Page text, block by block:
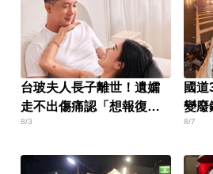
台玻夫人長子離世！遺孀
走不出傷痛認「想報復」
心聲曝
8/3
國
變廢
8/7